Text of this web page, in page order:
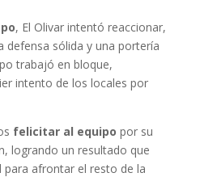
, El Olivar intentó reaccionar,
defensa sólida y una portería
trabajó en bloque,
intento de los locales por
felicitar al equipo por su
logrando un resultado que
afrontar el resto de la